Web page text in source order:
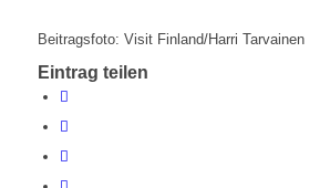
Beitragsfoto: Visit Finland/Harri Tarvainen
Eintrag teilen